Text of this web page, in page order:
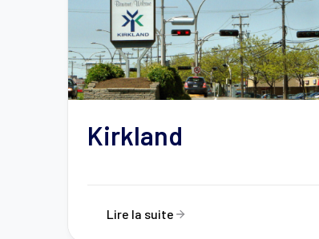
Kirkland
Lire la suite